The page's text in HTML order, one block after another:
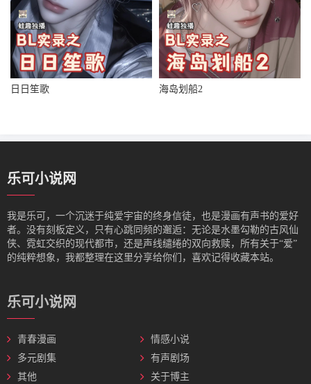
日日笙歌 海岛划船2
乐可小说网
我是‌乐可，一个沉迷于纯爱宇宙的终身信徒，也是漫画有声书的爱好
者。没有刻板定义，只有心跳同频的邂逅：无论是水墨勾勒的古风仙
侠、霓虹交织的现代都市，还是声线缱绻的双向救赎，所有关于“爱”
的纯粹想象，我都整理在这里分享给你们，喜欢记得收藏本站。
乐可小说网
青春漫画
情感小说
多元剧集
有声剧场
其他
关于博主